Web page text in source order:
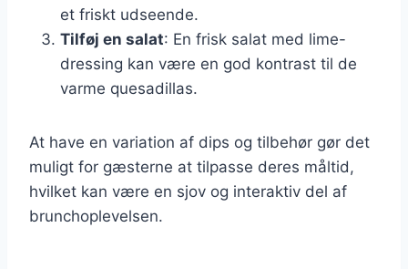
et friskt udseende.
Tilføj en salat: En frisk salat med lime-
dressing kan være en god kontrast til de
varme quesadillas.
At have en variation af dips og tilbehør gør det
muligt for gæsterne at tilpasse deres måltid,
hvilket kan være en sjov og interaktiv del af
brunchoplevelsen.